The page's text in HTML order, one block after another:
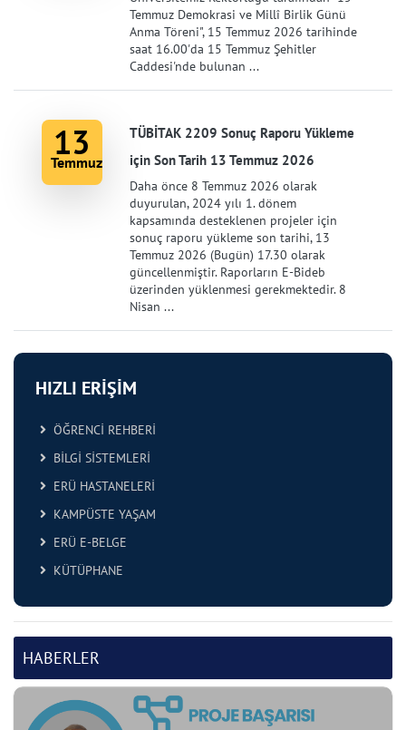
HIZLI ERİŞİM
ÖĞRENCİ REHBERİ
BİLGİ SİSTEMLERİ
ERÜ HASTANELERİ
KAMPÜSTE YAŞAM
ERÜ E-BELGE
KÜTÜPHANE
HABERLER
Temmuz Demokrasi ve Millî Birlik Günü
Anma Töreni", 15 Temmuz 2026 tarihinde
saat 16.00'da 15 Temmuz Şehitler
Caddesi'nde bulunan ...
13
Temmuz
TÜBİTAK 2209 Sonuç Raporu Yükleme
için Son Tarih 13 Temmuz 2026
Daha önce 8 Temmuz 2026 olarak
duyurulan, 2024 yılı 1. dönem
kapsamında desteklenen projeler için
sonuç raporu yükleme son tarihi, 13
Temmuz 2026 (Bugün) 17.30 olarak
güncellenmiştir. Raporların E-Bideb
üzerinden yüklenmesi gerekmektedir. 8
Nisan ...